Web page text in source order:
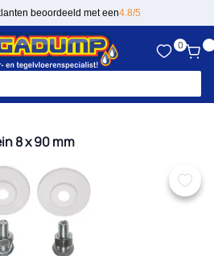
beoordeeld met een4.8/5
0
8 x 90 mm